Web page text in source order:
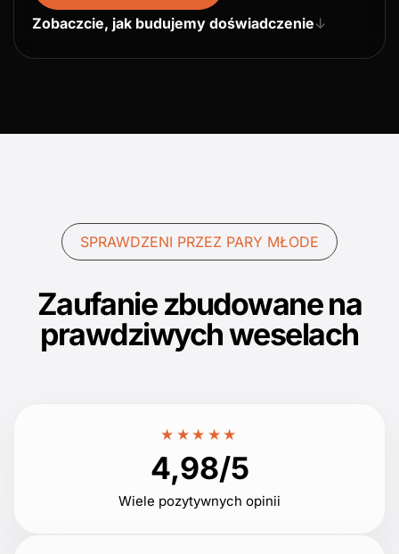
Zobaczcie, jak budujemy doświadczenie↓
SPRAWDZENI PRZEZ PARY MŁODE
Zaufanie zbudowane na
prawdziwych weselach
★★★★★
4,98/5
Wiele pozytywnych opinii